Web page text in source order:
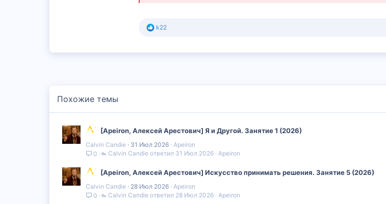
Р
к
k22
Похожие темы
[Apeiron, Алексей Арестович] Я и Другой. Занятие 1 (2026)
Calvin Candie 31 Июл 2026 Apeiron
0
Apeiron
31 Июл 2026
Calvin Candie
[Apeiron, Алексей Арестович] Искусство принимать решения. Занятие 5 (2026)
Calvin Candie 28 Июл 2026 Apeiron
0
Apeiron
28 Июл 2026
Calvin Candie